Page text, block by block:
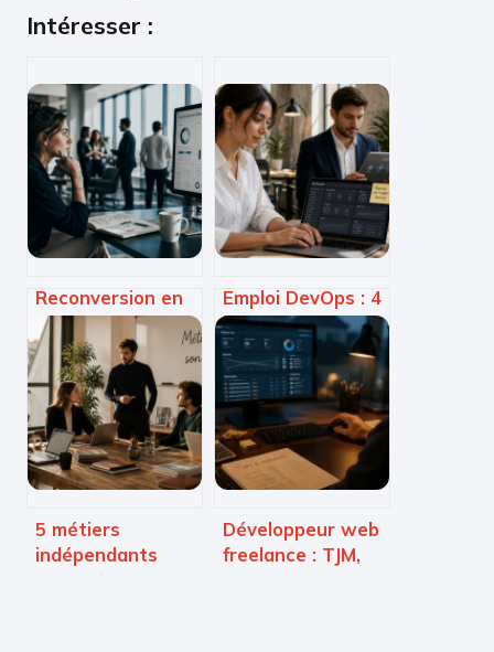
Intéresser :
Reconversion en
data analyst : 3
étapes clés pour
réussir votre
transition
professionnelle
Emploi DevOps : 4
leviers
stratégiques pour
négocier votre
salaire et réussir
votre carrière
5 métiers
indépendants
Développeur web
freelance : TJM,